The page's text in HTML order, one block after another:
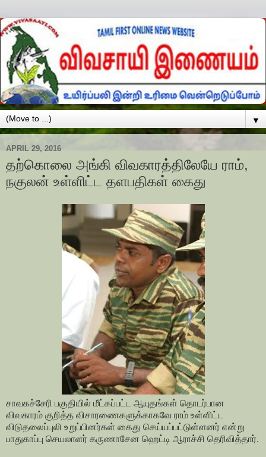
▼
APRIL 29, 2016
தற்கொலை அங்கி விவகாரத்திலேயே ராம்,
நகுலன் உள்ளிட்ட தளபதிகள் கைது
சாவகச்சேரி பகுதியில் மீட்கப்பட்ட ஆயுதங்கள் தொடர்பான
விவகாரம் குறித்த விசாரணைகளுக்காகவே ராம் உள்ளிட்ட
விடுதலைப்புலி உறுப்பினர்கள் கைது செய்யப்பட்டுள்ளனர் என்று
பாதுகாப்பு செயலாளர் கருணாசேன ஹெட்டி ஆராச்சி தெரிவித்தார்.